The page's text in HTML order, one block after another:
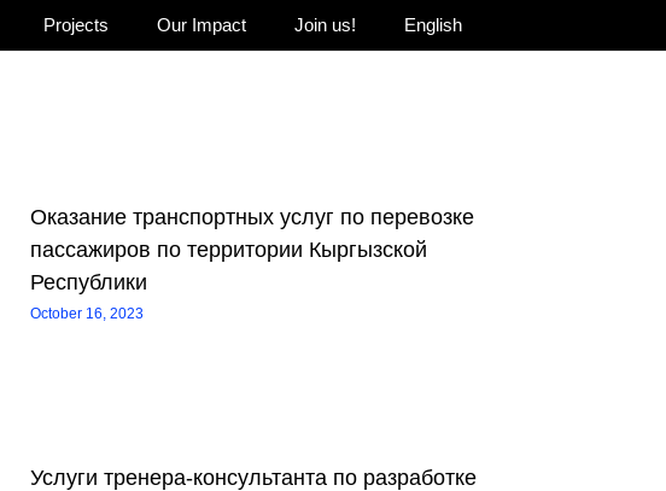
Projects Our Impact Join us! English
Оказание транспортных услуг по перевозке
пассажиров по территории Кыргызской
Республики
October 16, 2023
Услуги тренера-консультанта по разработке